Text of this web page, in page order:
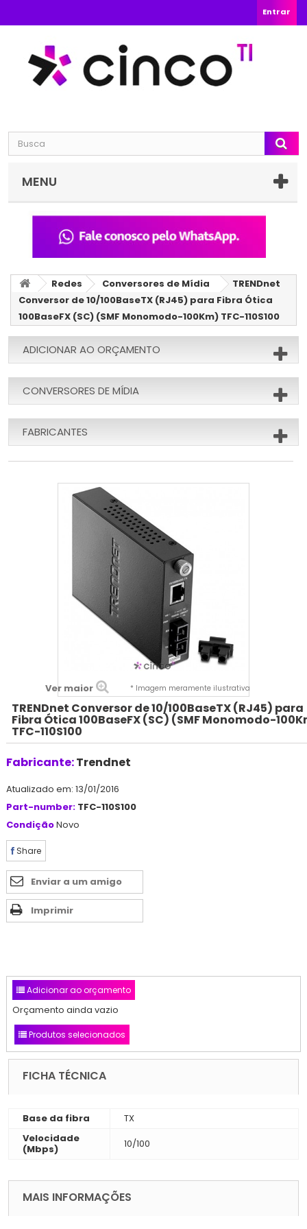
Entrar
MENU
Redes Conversores de Mídia
TRENDnet
Conversor de 10/100BaseTX (RJ45) para Fibra Ótica
100BaseFX (SC) (SMF Monomodo-100Km) TFC-110S100
ADICIONAR AO ORÇAMENTO
CONVERSORES DE MÍDIA
FABRICANTES
Ver maior * Imagem meramente ilustrativa
TRENDnet Conversor de 10/100BaseTX (RJ45) para
Fibra Ótica 100BaseFX (SC) (SMF Monomodo-
TFC-110S100
Fabricante:Trendnet
Atualizado em: 13/01/2016
Part-number: TFC-110S100
CondiçãoNovo
Share
Enviar a um amigo
Imprimir
Adicionar ao orçamento
Orçamento ainda vazio
Produtos selecionados
FICHA TÉCNICA
Base da fibra
TX
Velocidade
(Mbps)
10/100
MAIS INFORMAÇÕES